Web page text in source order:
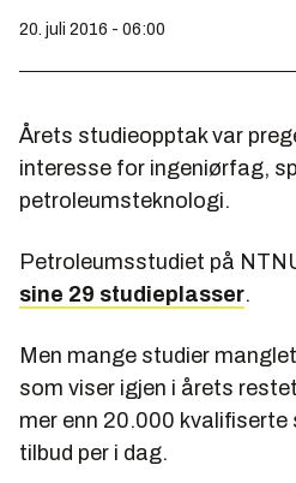
20. juli 2016 - 06:00
Årets studieopptak var
interesse for ingeniørfag,
petroleumsteknologi.
Petroleumsstudiet på
sine 29 studieplasser.
Men mange studier
som viser igjen i årets
mer enn 20.000
tilbud per i dag.